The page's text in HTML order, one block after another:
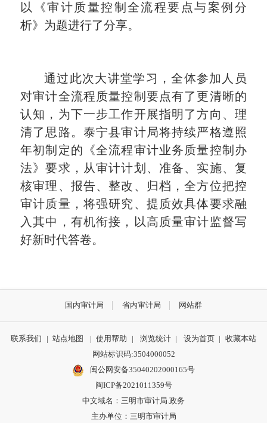
以《审计质量控制全流程要点与案例分
析》为题进行了分享。
通过此次大讲堂学习，全体参加人员
对审计全流程质量控制要点有了更清晰的
认知，为下一步工作开展指明了方向、理
清了思路。泰宁县审计局将持续严格遵照
年初制定的《全流程审计业务质量控制办
法》要求，从审计计划、准备、实施、复
核审理、报告、整改、归档，全方位把控
审计质量，将强研究、提质效具体要求融
入其中，有机衔接，以高质量审计监督写
好新时代答卷。
国内审计局 省内审计局 网站群
联系我们 | 站点地图 | 使用帮助 | 浏览统计 | 设为首页 | 收藏本站
网站标识码:3504000052
闽公网安备35040202000165号
闽ICP备2021011359号
中文域名：三明市审计局.政务
主办单位：三明市审计局